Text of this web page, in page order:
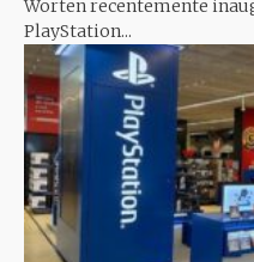
Worten recentemente
PlayStation...